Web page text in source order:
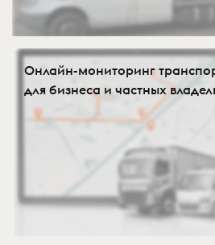
Онлайн-мониторинг
для бизнеса и частных